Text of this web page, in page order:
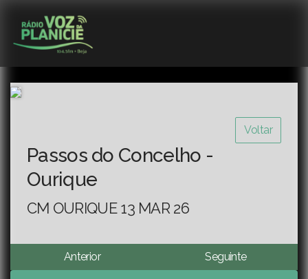
Voltar
Passos do Concelho -
Ourique
CM OURIQUE 13 MAR 26
Anterior Seguinte